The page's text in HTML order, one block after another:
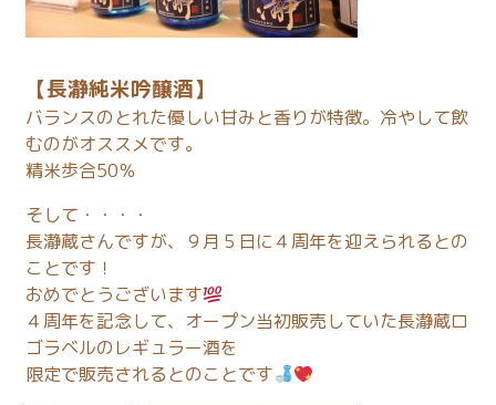
【長瀞純米吟醸酒】
バランスのとれた優しい甘みと香りが特徴。冷やして飲
むのがオススメです。
精米歩合50％
そして・・・・
長瀞蔵さんですが、９月５日に４周年を迎えられるとの
ことです！
おめでとうございます
４周年を記念して、オープン当初販売していた長瀞蔵ロ
ゴラベルのレギュラー酒を
限定で販売されるとのことです